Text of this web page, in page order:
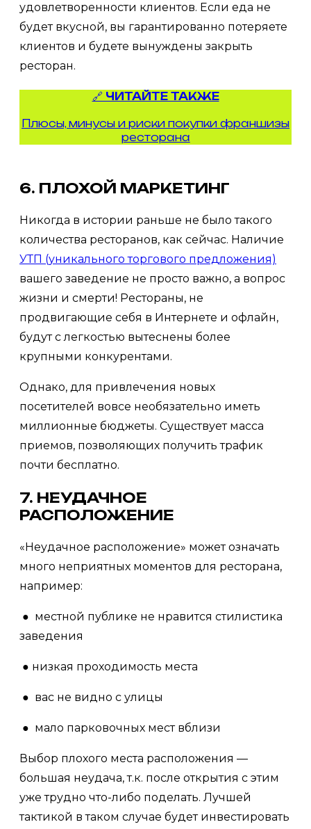
удовлетворенности клиентов. Если еда не
будет вкусной, вы гарантированно потеряете
клиентов и будете вынуждены закрыть
ресторан.
🔗 ЧИТАЙТЕ ТАКЖЕ
Плюсы, минусы и риски покупки франшизы
ресторана
6. ПЛОХОЙ МАРКЕТИНГ
Никогда в истории раньше не было такого
количества ресторанов, как сейчас. Наличие
УТП (уникального торгового предложения)
вашего заведение не просто важно, а вопрос
жизни и смерти! Рестораны, не
продвигающие себя в Интернете и офлайн,
будут с легкостью вытеснены более
крупными конкурентами.
Однако, для привлечения новых
посетителей вовсе необязательно иметь
миллионные бюджеты. Существует масса
приемов, позволяющих получить трафик
почти бесплатно.
7. НЕУДАЧНОЕ
РАСПОЛОЖЕНИЕ
«Неудачное расположение» может означать
много неприятных моментов для ресторана,
например:
● местной публике не нравится стилистика
заведения
● низкая проходимость места
● вас не видно с улицы
● мало парковочных мест вблизи
Выбор плохого места расположения —
большая неудача, т.к. после открытия с этим
уже трудно что-либо поделать. Лучшей
тактикой в таком случае будет инвестировать